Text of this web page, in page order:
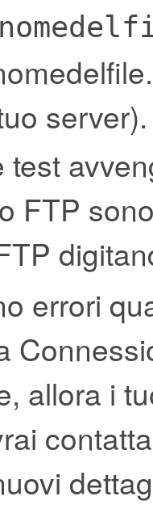
server).
FTP
errori
allora i